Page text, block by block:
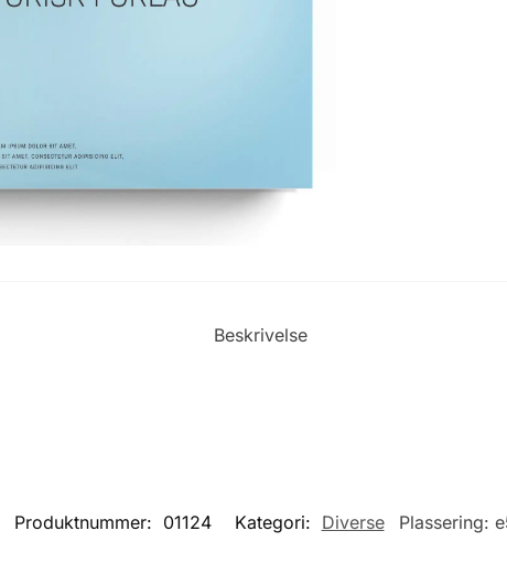
Beskrivelse
Produktnummer: 01124 Kategori: Diverse Plassering: